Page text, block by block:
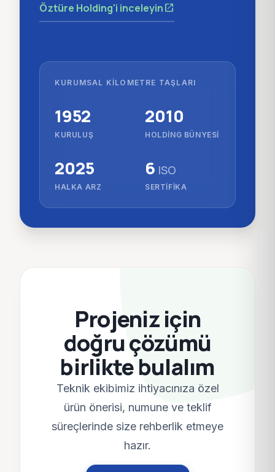
Öztüre Holding'i inceleyinopen_in_new
KURUMSAL KILOMETRE TAŞLARI
1952
KURULUŞ
2010
HOLDING BÜNYESI
2025
HALKA ARZ
6 ISO
SERTIFIKA
Projeniz için
doğru çözümü
birlikte bulalım
Teknik ekibimiz ihtiyacınıza özel
ürün önerisi, numune ve teklif
süreçlerinde size rehberlik etmeye
hazır.